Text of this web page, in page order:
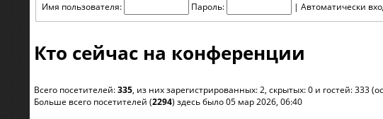
Имя пользователя: Пароль: | Автоматически
Кто сейчас на конференции
Всего посетителей:335, из них зарегистрированных: 2, скрытых: 0 и гостей: 333
Больше всего посетителей (2294) здесь было 05 мар 2026, 06:40